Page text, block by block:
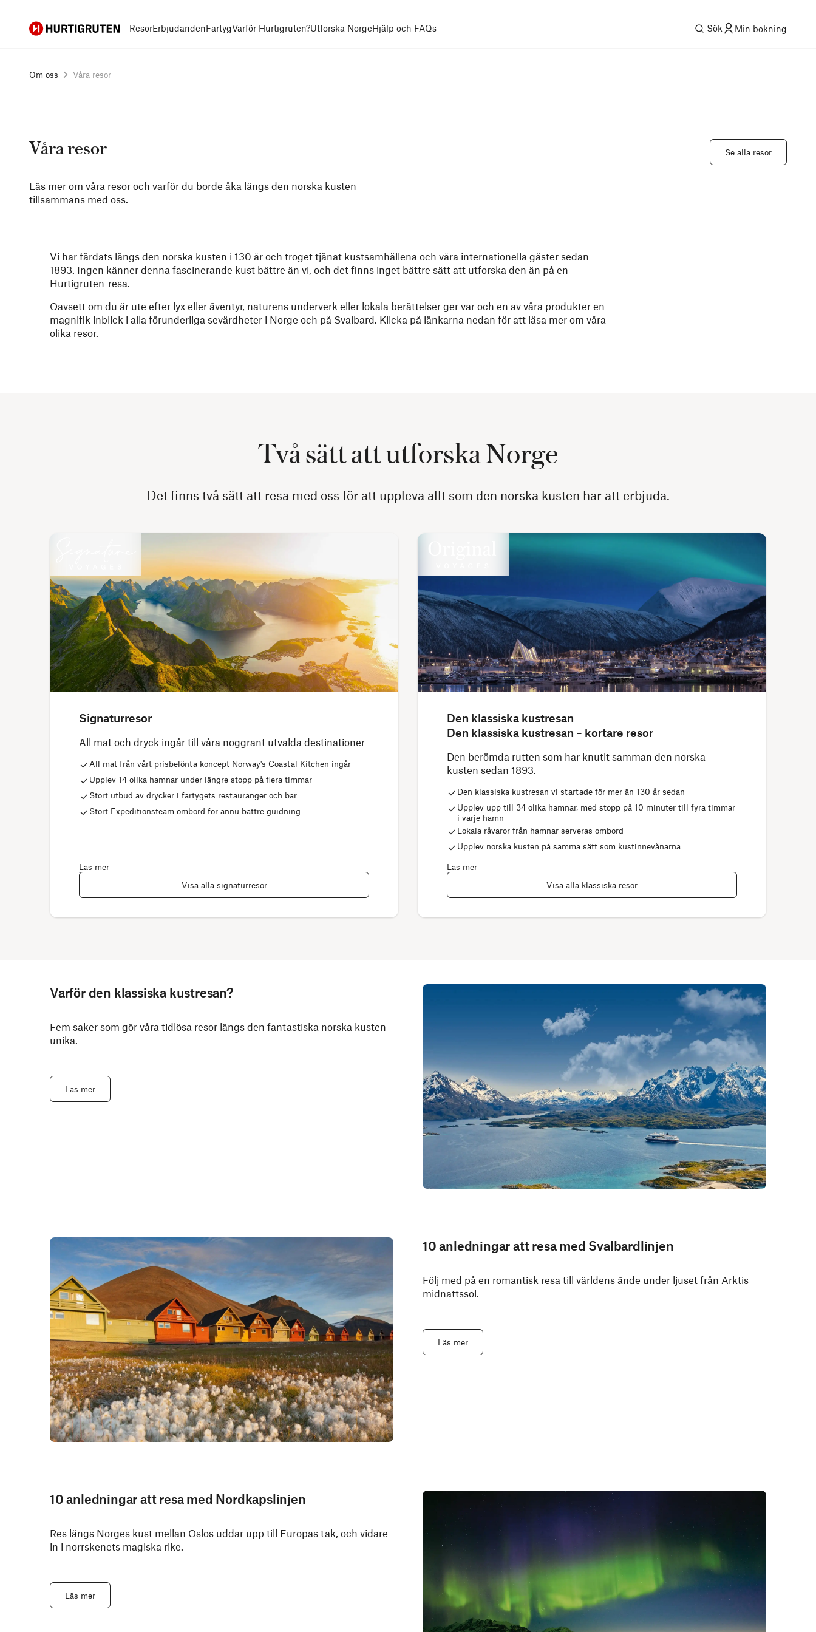
Hurtigruten ResorErbjudandenFartygVarför Hurtigruten?Utforska NorgeHjälp och FAQs Sök Min bokning
Om oss Våra resor
Våra resor
Läs mer om våra resor och varför du borde åka längs den norska kusten
tillsammans med oss.
Se alla resor
Vi har färdats längs den norska kusten i 130 år och troget tjänat kustsamhällena och våra internationella gäster sedan
1893. Ingen känner denna fascinerande kust bättre än vi, och det finns inget bättre sätt att utforska den än på en
Hurtigruten-resa.
Oavsett om du är ute efter lyx eller äventyr, naturens underverk eller lokala berättelser ger var och en av våra produkter en
magnifik inblick i alla förunderliga sevärdheter i Norge och på Svalbard. Klicka på länkarna nedan för att läsa mer om våra
olika resor.
Två sätt att utforska Norge
Det finns två sätt att resa med oss för att uppleva allt som den norska kusten har att erbjuda.
Signaturresor
All mat och dryck ingår till våra noggrant utvalda destinationer
All mat från vårt prisbelönta koncept Norway's Coastal Kitchen ingår
Upplev 14 olika hamnar under längre stopp på flera timmar
Stort utbud av drycker i fartygets restauranger och bar
Stort Expeditionsteam ombord för ännu bättre guidning
Läs mer
Visa alla signaturresor
Den klassiska kustresan
Den klassiska kustresan – kortare resor
Den berömda rutten som har knutit samman den norska
kusten sedan 1893.
Den klassiska kustresan vi startade för mer än 130 år sedan
Upplev upp till 34 olika hamnar, med stopp på 10 minuter till fyra timmar
i varje hamn
Lokala råvaror från hamnar serveras ombord
Upplev norska kusten på samma sätt som kustinnevånarna
Läs mer
Visa alla klassiska resor
Varför den klassiska kustresan?
Fem saker som gör våra tidlösa resor längs den fantastiska norska kusten
unika.
Läs mer
10 anledningar att resa med Svalbardlinjen
Följ med på en romantisk resa till världens ände under ljuset från Arktis
midnattssol.
Läs mer
10 anledningar att resa med Nordkapslinjen
Res längs Norges kust mellan Oslos uddar upp till Europas tak, och vidare
in i norrskenets magiska rike.
Läs mer